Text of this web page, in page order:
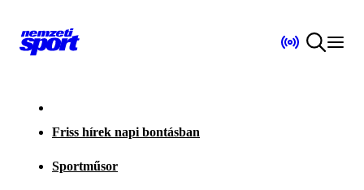
Friss hírek napi bontásban
Sportműsor